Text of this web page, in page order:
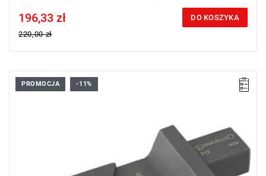
Price tax included
196,33 zł
220,00 zł
DO KOSZYKA
PROMOCJA -11%